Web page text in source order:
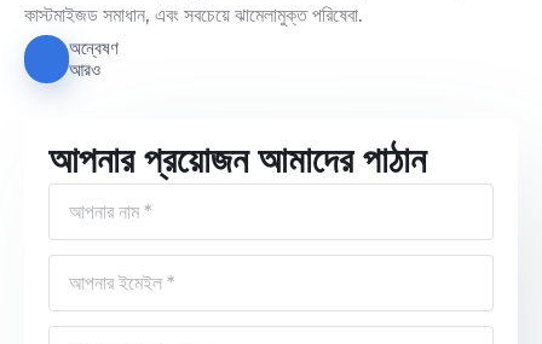
কাস্টমাইজড সমাধান, এবং সবচেয়ে ঝামেলামুক্ত পরিষেবা.
অন্বেষণ
আরও
আপনার প্রয়োজন আমাদের পাঠান